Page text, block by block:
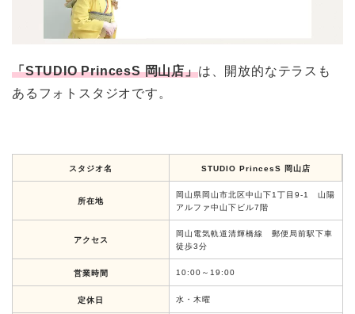
「STUDIO PrincesS 岡山店」は、開放的なテラスも
あるフォトスタジオです。
スタジオ名 STUDIO PrincesS 岡山店
所在地
岡山県岡山市北区中山下1丁目9-1 山陽
アルファ中山下ビル7階
アクセス
岡山電気軌道清輝橋線 郵便局前駅下車
徒歩3分
営業時間 10:00～19:00
定休日 水・木曜